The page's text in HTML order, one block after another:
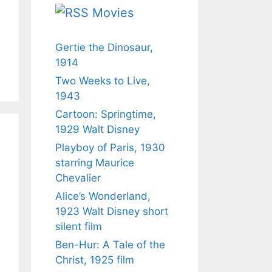
Movies
Gertie the Dinosaur,
1914
Two Weeks to Live,
1943
Cartoon: Springtime,
1929 Walt Disney
Playboy of Paris, 1930
starring Maurice
Chevalier
Alice’s Wonderland,
1923 Walt Disney short
silent film
Ben-Hur: A Tale of the
Christ, 1925 film